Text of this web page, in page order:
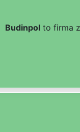
Budinpolto firma z